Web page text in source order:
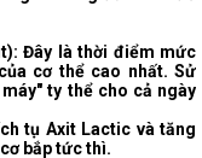
Đây là thời điểm mức
cơ thể cao nhất. Sử
ty thể cho cả ngày
tụ Axit Lactic và tăng
bắp tức thì.